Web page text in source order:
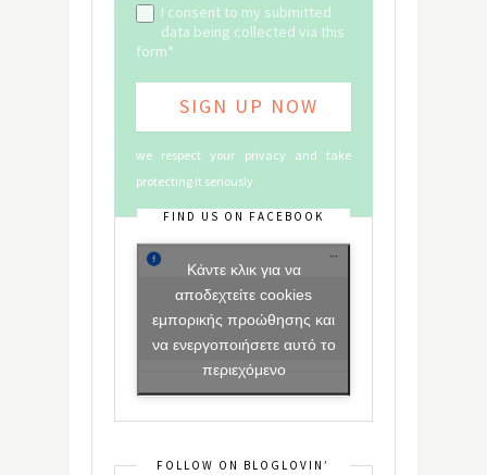
I consent to my submitted
data being collected via this
form*
we respect your privacy and take
protecting it seriously
FIND US ON FACEBOOK
Κάντε κλικ για να
αποδεχτείτε cookies
εμπορικής προώθησης και
να ενεργοποιήσετε αυτό το
περιεχόμενο
FOLLOW ON BLOGLOVIN’